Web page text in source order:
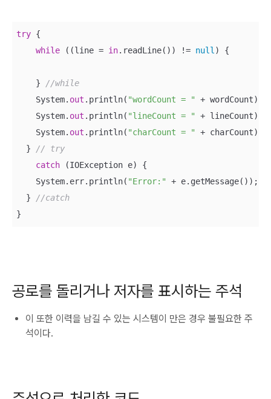
try {
while ((line = in.readLine()) != null ) {
    }
//while
    System.
out .println( "wordCount = "
+ wordCount);
    System.
out .println( "lineCount = "
+ lineCount);
    System.
out .println( "charCount = "
+ charCount);
  }
// try
catch (IOException e) {
    System.err.println(
"Error:"
+ e.getMessage());
  }
//catch
}
공로를 돌리거나 저자를 표시하는 주석
이 또한 이력을 남길 수 있는 시스템이 만은 경우 불필요한 주
석이다.